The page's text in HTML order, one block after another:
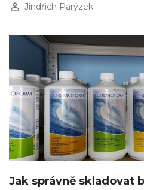
perm_identity Jindřich Parýzek
Jak správně skladovat